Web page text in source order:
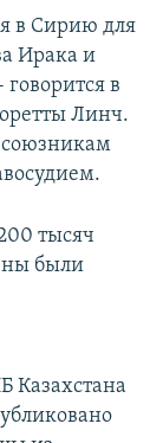
в Сирию для
Ирака и
в
Линч.
союзникам
тысяч
были
Казахстана